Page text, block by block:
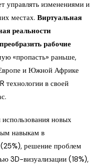
управлять изменениями и
местах. Виртуальная
реальности
рабочие
«пропасть» раньше,
и Южной Африке
технологии в своей
новых
навыкам в
(25%), решение проблем
3D-визуализации (18%),